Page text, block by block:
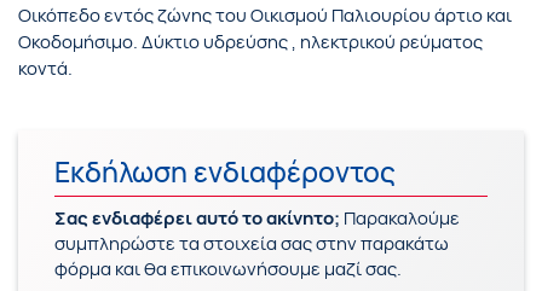
Οικόπεδο εντός ζώνης του Οικισμού Παλιουρίου άρτιο και
Οκοδομήσιμο. Δύκτιο υδρεύσης , ηλεκτρικού ρεύματος
κοντά.
Εκδήλωση ενδιαφέροντος
Σας ενδιαφέρει αυτό το ακίνητο; Παρακαλούμε
συμπληρώστε τα στοιχεία σας στην παρακάτω
φόρμα και θα επικοινωνήσουμε μαζί σας.